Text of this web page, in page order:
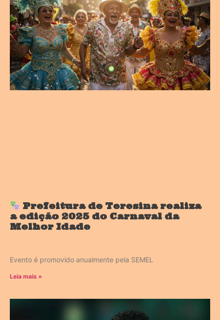
Prefeitura de Teresina realiza
a edição 2025 do Carnaval da
Melhor Idade
Evento é promovido anualmente pela SEMEL
Leia mais »